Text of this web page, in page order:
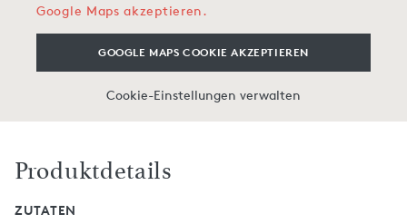
Google Maps akzeptieren.
GOOGLE MAPS COOKIE AKZEPTIEREN
Cookie-Einstellungen verwalten
Produktdetails
ZUTATEN